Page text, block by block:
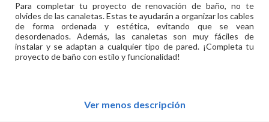
Para completar tu proyecto de renovación de baño, no te
olvides de las canaletas. Estas te ayudarán a organizar los cables
de forma ordenada y estética, evitando que se vean
desordenados. Además, las canaletas son muy fáciles de
instalar y se adaptan a cualquier tipo de pared. ¡Completa tu
proyecto de baño con estilo y funcionalidad!
Ver menos descripción